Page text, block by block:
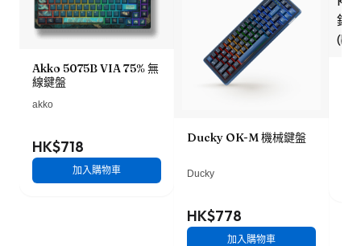
Akko 5075B VIA 75% 無
線鍵盤
akko
HK$718
加入購物車
Ducky OK-M 機械鍵盤
Ducky
HK$778
加入購物車